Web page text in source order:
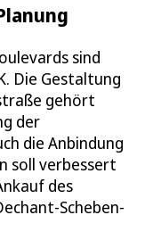
sind
Die Gestaltung
gehört
der
die Anbindung
soll verbessert
des
Scheben-